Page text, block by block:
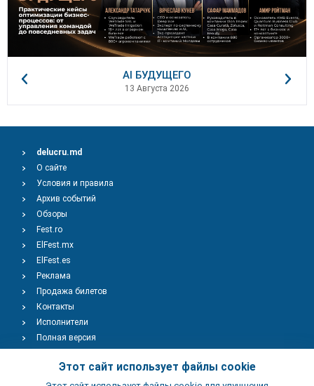
AI БУДУЩЕГО
13 Августа 2026
Этот сайт использует файлы cookie
delucru.md
О сайте
Условия и правила
Архив событий
Обзоры
Fest.ro
ElFest.mx
ElFest.es
Реклама
Продажа билетов
Контакты
Исполнители
Полная версия